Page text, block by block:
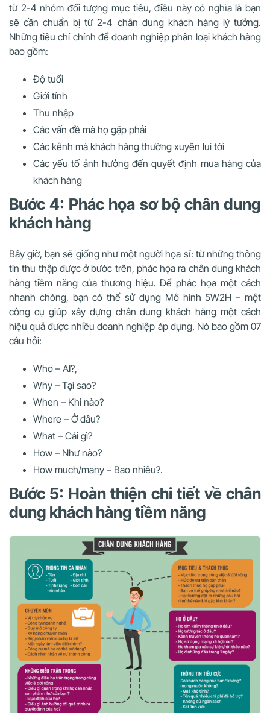
từ 2-4 nhóm đối tượng mục tiêu, điều này có nghĩa là bạn
sẽ cần chuẩn bị từ 2-4 chân dung khách hàng lý tưởng.
Những tiêu chí chính để doanh nghiệp phân loại khách hàng
bao gồm:
Độ tuổi
Giới tính
Thu nhập
Các vấn đề mà họ gặp phải
Các kênh mà khách hàng thường xuyên lui tới
Các yếu tố ảnh hưởng đến quyết định mua hàng của
khách hàng
Bước 4: Phác họa sơ bộ chân dung
khách hàng
Bây giờ, bạn sẽ giống như một người họa sĩ: từ những thông
tin thu thập được ở bước trên, phác họa ra chân dung khách
hàng tiềm năng của thương hiệu. Để phác họa một cách
nhanh chóng, bạn có thể sử dụng Mô hình 5W2H – một
công cụ giúp xây dựng chân dung khách hàng một cách
hiệu quả được nhiều doanh nghiệp áp dụng. Nó bao gồm 07
câu hỏi:
Who – AI?,
Why – Tại sao?
When – Khi nào?
Where – Ở đâu?
What – Cái gì?
How – Như nào?
How much/many – Bao nhiêu?.
Bước 5: Hoàn thiện chi tiết về chân
dung khách hàng tiềm năng